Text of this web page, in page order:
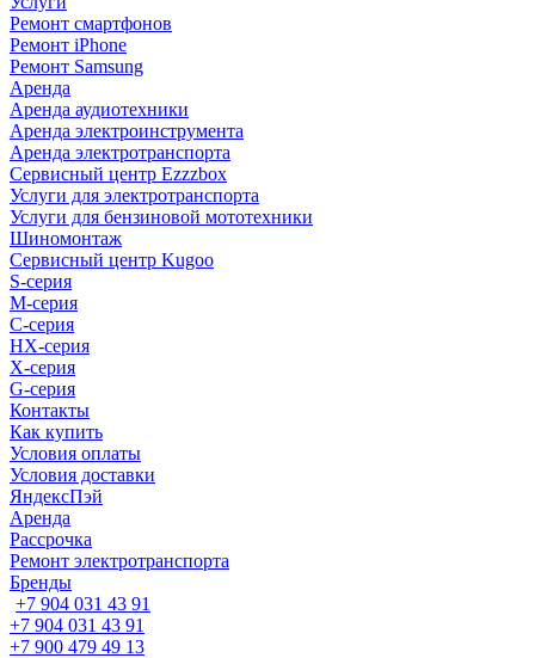
Ремонт смартфонов
Ремонт iPhone
Ремонт Samsung
Аренда
Аренда аудиотехники
Аренда электроинструмента
Аренда электротранспорта
Сервисный центр Ezzzbox
Услуги для электротранспорта
Услуги для бензиновой мототехники
Шиномонтаж
Сервисный центр Kugoo
S-cерия
M-серия
С-серия
HX-серия
X-серия
G-серия
Контакты
Как купить
Условия оплаты
Условия доставки
ЯндексПэй
Аренда
Рассрочка
Ремонт электротранспорта
Бренды
+7 904 031 43 91
+7 904 031 43 91
+7 900 479 49 13